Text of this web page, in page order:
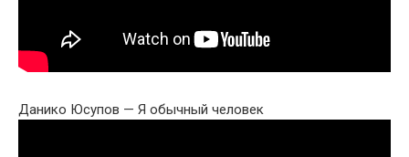
Данико Юсупов — Я обычный человек